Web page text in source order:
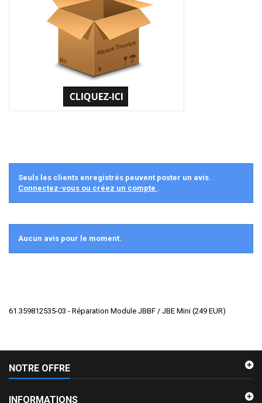
Seuls les clients enregistrés peuvent poster un avis.
Connectez-vous ou créez un compte .
Aucun avis pour le moment.
61.359812535-03 - Réparation Module JBBF / JBE Mini (249 EUR)
NOTRE OFFRE
INFORMATIONS